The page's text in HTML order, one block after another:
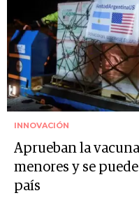
INNOVACIÓN
Aprueban la
menores y se
país